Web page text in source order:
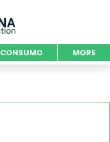
CONSUMO MORE